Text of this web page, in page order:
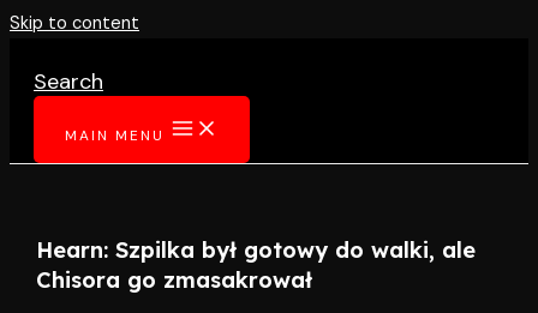
Skip to content
Search
MAIN MENU
Hearn: Szpilka był gotowy do walki, ale
Chisora go zmasakrował